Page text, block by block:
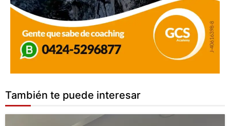
También te puede interesar